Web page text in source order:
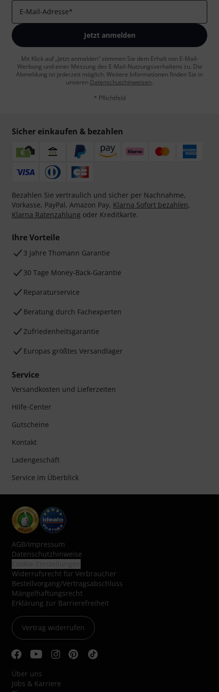
E-Mail-Adresse*
Jetzt anmelden
Mit Klick auf „Jetzt anmelden“ stimmen Sie dem Erhalt von E-Mail-
Werbung und einer Messung des E-Mail-Nutzungsverhaltens zu. Die
Abmeldung ist jederzeit möglich. Weitere Informationen finden Sie in
unseren Datenschutzhinweisen.
* Pflichtfeld
Sicher einkaufen & bezahlen
Bezahlen Sie vertraulich und sicher per Nachnahme,
Vorkasse, PayPal, Amazon Pay, Klarna Sofort bezahlen,
Klarna Ratenzahlung oder Kreditkarte.
Ihre Vorteile
3 Jahre Thomann Garantie
30 Tage Money-Back-Garantie
Reparaturservice
Beratung durch Fachexperten
Zufriedenheitsgarantie
Europas größtes Versandlager
Service
Versandkosten und Lieferzeiten
Hilfe-Center
Gutscheine
Kontakt
Ladengeschäft
Service im Überblick
AGB/Impressum
Datenschutzhinweise
Widerrufsrecht für Verbraucher
Bestellvorgang/Vertragsabschluss
Mängelhaftungsrecht
Erklärung zur Barrierefreiheit
Vertrag widerrufen
Über uns
Jobs & Karriere